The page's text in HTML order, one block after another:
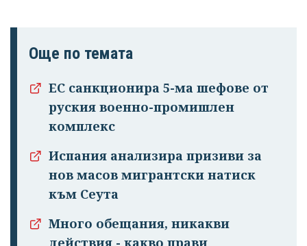
излязохте от
профила си!
Още по темата
ЕС санкционира 5-ма шефове от
руския военно-промишлен
комплекс
Испания анализира призиви за
нов масов мигрантски натиск
към Сеута
Много обещания, никакви